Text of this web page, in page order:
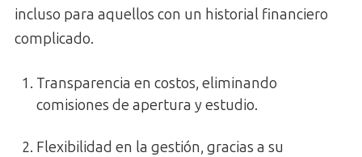
incluso para aquellos con un historial financiero
complicado.
Transparencia en costos, eliminando
comisiones de apertura y estudio.
Flexibilidad en la gestión, gracias a su